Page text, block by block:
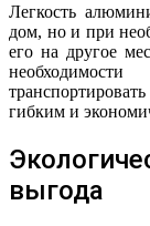
Легкость
дом, но и при
его на другое
гибким и
выгода